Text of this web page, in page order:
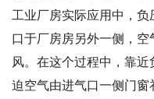
工业厂房实际应用中，
口于厂房房另外一侧，
风。在这个过程中，靠
迫空气由进气口一侧门